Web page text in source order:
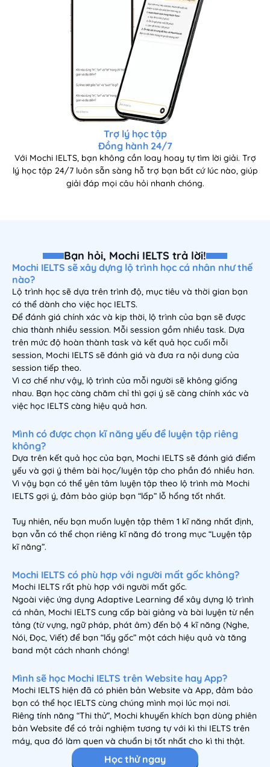
Trợ lý học tập
Đồng hành 24/7
Với Mochi IELTS, bạn không cần loay hoay tự tìm lời giải. Trợ
lý học tập 24/7 luôn sẵn sàng hỗ trợ bạn bất cứ lúc nào, giúp
giải đáp mọi câu hỏi nhanh chóng.
Bạn hỏi, Mochi IELTS trả lời!
Mochi IELTS sẽ xây dựng lộ trình học cá nhân như thế
nào?
Lộ trình học sẽ dựa trên trình độ, mục tiêu và thời gian bạn
có thể dành cho việc học IELTS.
Để đánh giá chính xác và kịp thời, lộ trình của bạn sẽ được
chia thành nhiều session. Mỗi session gồm nhiều task. Dựa
trên mức độ hoàn thành task và kết quả học cuối mỗi
session, Mochi IELTS sẽ đánh giá và đưa ra nội dung của
session tiếp theo.
Vì cơ chế như vậy, lộ trình của mỗi người sẽ không giống
nhau. Bạn học càng chăm chỉ thì gợi ý sẽ càng chính xác và
việc học IELTS càng hiệu quả hơn.
Mình có được chọn kĩ năng yếu để luyện tập riêng
không?
Dựa trên kết quả học của bạn, Mochi IELTS sẽ đánh giá điểm
yếu và gợi ý thêm bài học/luyện tập cho phần đó nhiều hơn.
Vì vậy bạn có thể yên tâm luyện tập theo lộ trình mà Mochi
IELTS gợi ý, đảm bảo giúp bạn “lấp” lỗ hổng tốt nhất.
Tuy nhiên, nếu bạn muốn luyện tập thêm 1 kĩ năng nhất định,
bạn vẫn có thể chọn riêng kĩ năng đó trong mục “Luyện tập
kĩ năng”.
Mochi IELTS có phù hợp với người mất gốc không?
Mochi IELTS rất phù hợp với người mất gốc.
Ngoài việc ứng dụng Adaptive Learning để xây dựng lộ trình
cá nhân, Mochi IELTS cung cấp bài giảng và bài luyện từ nền
tảng (từ vựng, ngữ pháp, phát âm) đến bộ 4 kĩ năng (Nghe,
Nói, Đọc, Viết) để bạn “lấy gốc” một cách hiệu quả và tăng
band một cách nhanh chóng!
Mình sẽ học Mochi IELTS trên Website hay App?
Mochi IELTS hiện đã có phiên bản Website và App, đảm bảo
bạn có thể học IELTS cùng chúng mình mọi lúc mọi nơi.
Riêng tính năng “Thi thử”, Mochi khuyến khích bạn dùng phiên
bản Website để có trải nghiệm tương tự với kì thi IELTS trên
máy, qua đó làm quen và chuẩn bị tốt nhất cho kì thi thật.
Học thử ngay